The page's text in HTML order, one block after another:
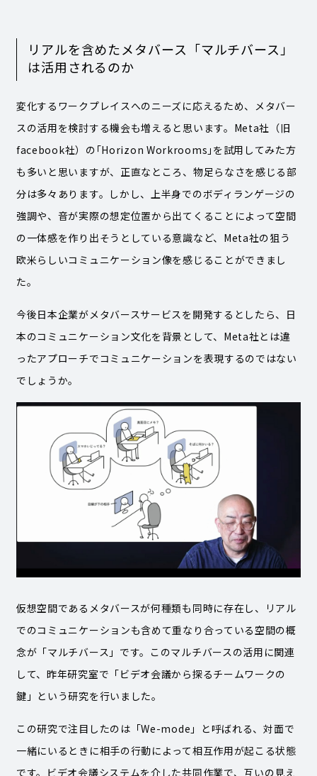
リアルを含めたメタバース「マルチバース」
は活用されるのか
変化するワークプレイスへのニーズに応えるため、メタバー
スの活用を検討する機会も増えると思います。Meta社（旧
facebook社）の｢Horizon Workrooms｣を試用してみた方
も多いと思いますが、正直なところ、物足らなさを感じる部
分は多々あります。しかし、上半身でのボディランゲージの
強調や、音が実際の想定位置から出てくることによって空間
の一体感を作り出そうとしている意識など、Meta社の狙う
欧米らしいコミュニケーション像を感じることができまし
た。
今後日本企業がメタバースサービスを開発するとしたら、日
本のコミュニケーション文化を背景として、Meta社とは違
ったアプローチでコミュニケーションを表現するのではない
でしょうか。
仮想空間であるメタバースが何種類も同時に存在し、リアル
でのコミュニケーションも含めて重なり合っている空間の概
念が「マルチバース」です。このマルチバースの活用に関連
して、昨年研究室で「ビデオ会議から探るチームワークの
鍵」という研究を行いました。
この研究で注目したのは「We-mode」と呼ばれる、対面で
一緒にいるときに相手の行動によって相互作用が起こる状態
です。ビデオ会議システムを介した共同作業で、互いの見え